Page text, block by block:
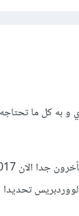
و به كل ما
تحديدا